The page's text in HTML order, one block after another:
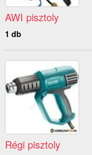
AWI pisztoly
1 db
Régi pisztoly